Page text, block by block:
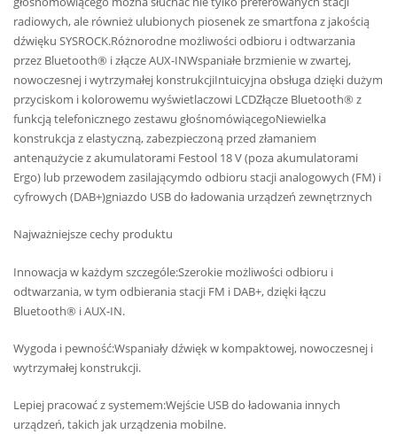
radiowych, ale również ulubionych piosenek ze smartfona z jakością
dźwięku SYSROCK.Różnorodne możliwości odbioru i odtwarzania
przez Bluetooth® i złącze AUX-INWspaniałe brzmienie w zwartej,
nowoczesnej i wytrzymałej konstrukcjiIntuicyjna obsługa dzięki dużym
przyciskom i kolorowemu wyświetlaczowi LCDZłącze Bluetooth® z
funkcją telefonicznego zestawu głośnomówiącegoNiewielka
konstrukcja z elastyczną, zabezpieczoną przed złamaniem
antenąużycie z akumulatorami Festool 18 V (poza akumulatorami
Ergo) lub przewodem zasilającymdo odbioru stacji analogowych (FM) i
cyfrowych (DAB+)gniazdo USB do ładowania urządzeń zewnętrznych
Najważniejsze cechy produktu
Innowacja w każdym szczególe:Szerokie możliwości odbioru i
odtwarzania, w tym odbierania stacji FM i DAB+, dzięki łączu
Bluetooth® i AUX-IN.
Wygoda i pewność:Wspaniały dźwięk w kompaktowej, nowoczesnej i
wytrzymałej konstrukcji.
Lepiej pracować z systemem:Wejście USB do ładowania innych
urządzeń, takich jak urządzenia mobilne.